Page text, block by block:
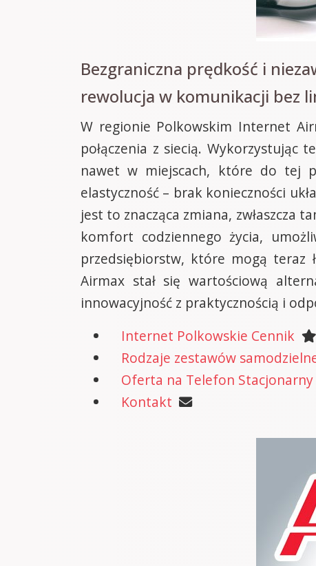
Bezgraniczna prędkość i
rewolucja w komunikacji bez
W regionie Polkowskim Internet
połączenia z siecią.
nawet w miejscach, które do tej
elastyczność – brak konieczności
jest to znacząca zmiana, zwłaszcza
komfort codziennego życia,
przedsiębiorstw, które mogą teraz
Airmax stał się wartościową
innowacyjność z praktycznością i
Internet Polkowskie Cennik
Rodzaje zestawów
Oferta na Telefon Stacjonarny
Kontakt